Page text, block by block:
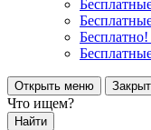
Открыть меню
Что ищем?
Найти